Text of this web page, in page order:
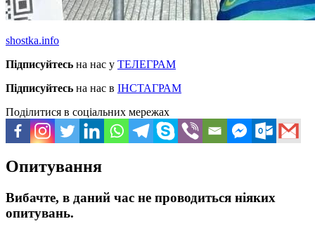
shostka.info
Підписуйтесь на нас у ТЕЛЕГРАМ
Підписуйтесь на нас в ІНСТАГРАМ
Поділитися в соціальних мережах
Опитування
Вибачте, в даний час не проводиться ніяких
опитувань.